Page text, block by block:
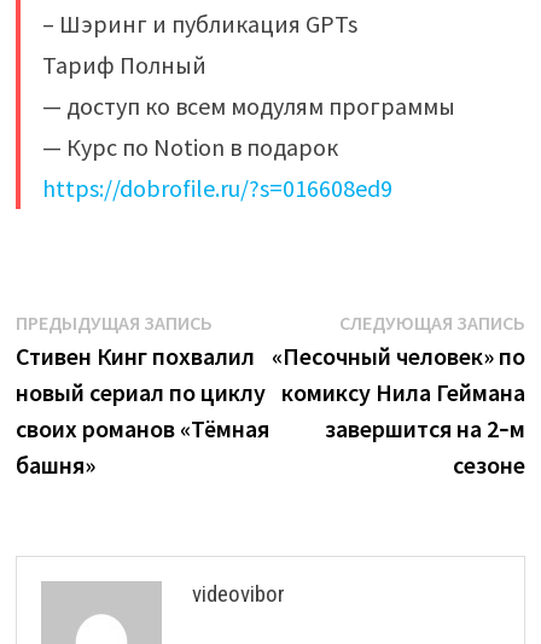
– Шэринг и публикация GPTs
Тариф Полный
— доступ ко всем модулям программы
— Курс по Notion в подарок
https://dobrofile.ru/?s=016608ed9
Навигация
по
записям
ПРЕДЫДУЩАЯ ЗАПИСЬПредыдущая
запись:
Стивен Кинг похвалил
новый сериал по циклу
своих романов «Тёмная
башня»
СЛЕДУЮЩАЯ ЗАПИСЬ
«Песочный человек» по
комиксу Нила Геймана
завершится на 2‑м
сезоне
videovibor